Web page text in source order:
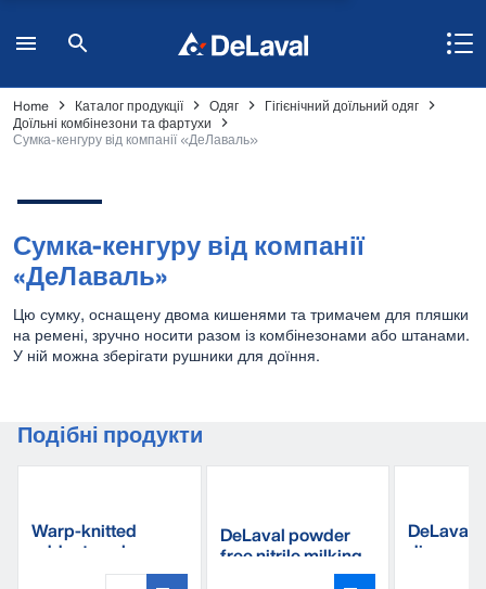
Home Каталог продукції Одяг
Гігієнічний доїльний одяг
Доїльні комбінезони та фартухи
Сумка-кенгуру від компанії «ДеЛаваль»
Сумка-кенгуру від компанії
«ДеЛаваль»
Цю сумку, оснащену двома кишенями та тримачем для пляшки
на ремені, зручно носити разом із комбінезонами або штанами.
У ній можна зберігати рушники для доїння.
Подібні продукти
Warp-knitted
udder towel
DeLaval powder
free nitrile milking
DeLaval